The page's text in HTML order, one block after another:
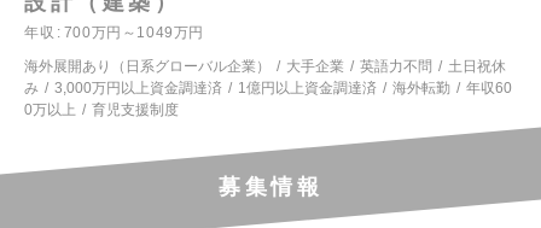
年収
700万円～1049万円
海外展開あり（日系グローバル企業）
大手企業 英語力不問
土日祝休
み
3,000万円以上資金調達済 1億円以上資金調達済 海外転勤
年収60
0万以上
育児支援制度
募集情報